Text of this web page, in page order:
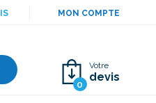
MON COMPTE
0
Votre
devis